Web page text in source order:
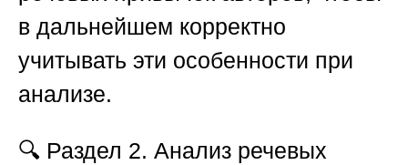
в дальнейшем корректно
учитывать эти особенности при
анализе.
🔍 Раздел 2. Анализ речевых